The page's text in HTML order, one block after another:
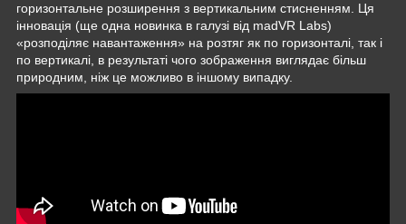
горизонтальне розширення з вертикальним стисненням. Ця
інновація (ще одна новинка в галузі від madVR Labs)
«розподіляє навантаження» на розтяг як по горизонталі, так і
по вертикалі, в результаті чого зображення виглядає більш
природним, ніж це можливо в іншому випадку.